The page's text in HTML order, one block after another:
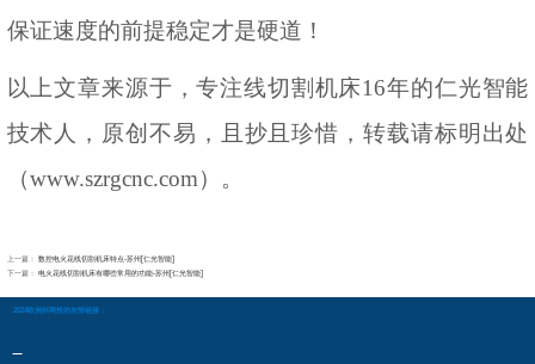
保证速度的前提稳定才是硬道！
以上文章来源于，专注线切割机床16年的仁光智能
技术人，原创不易，且抄且珍惜，转载请标明出处
（www.szrgcnc.com）。
上一篇： 数控电火花线切割机床特点-苏州[仁光智能]
下一篇： 电火花线切割机床有哪些常用的功能-苏州[仁光智能]
2024欧洲杯网投的友情链接：